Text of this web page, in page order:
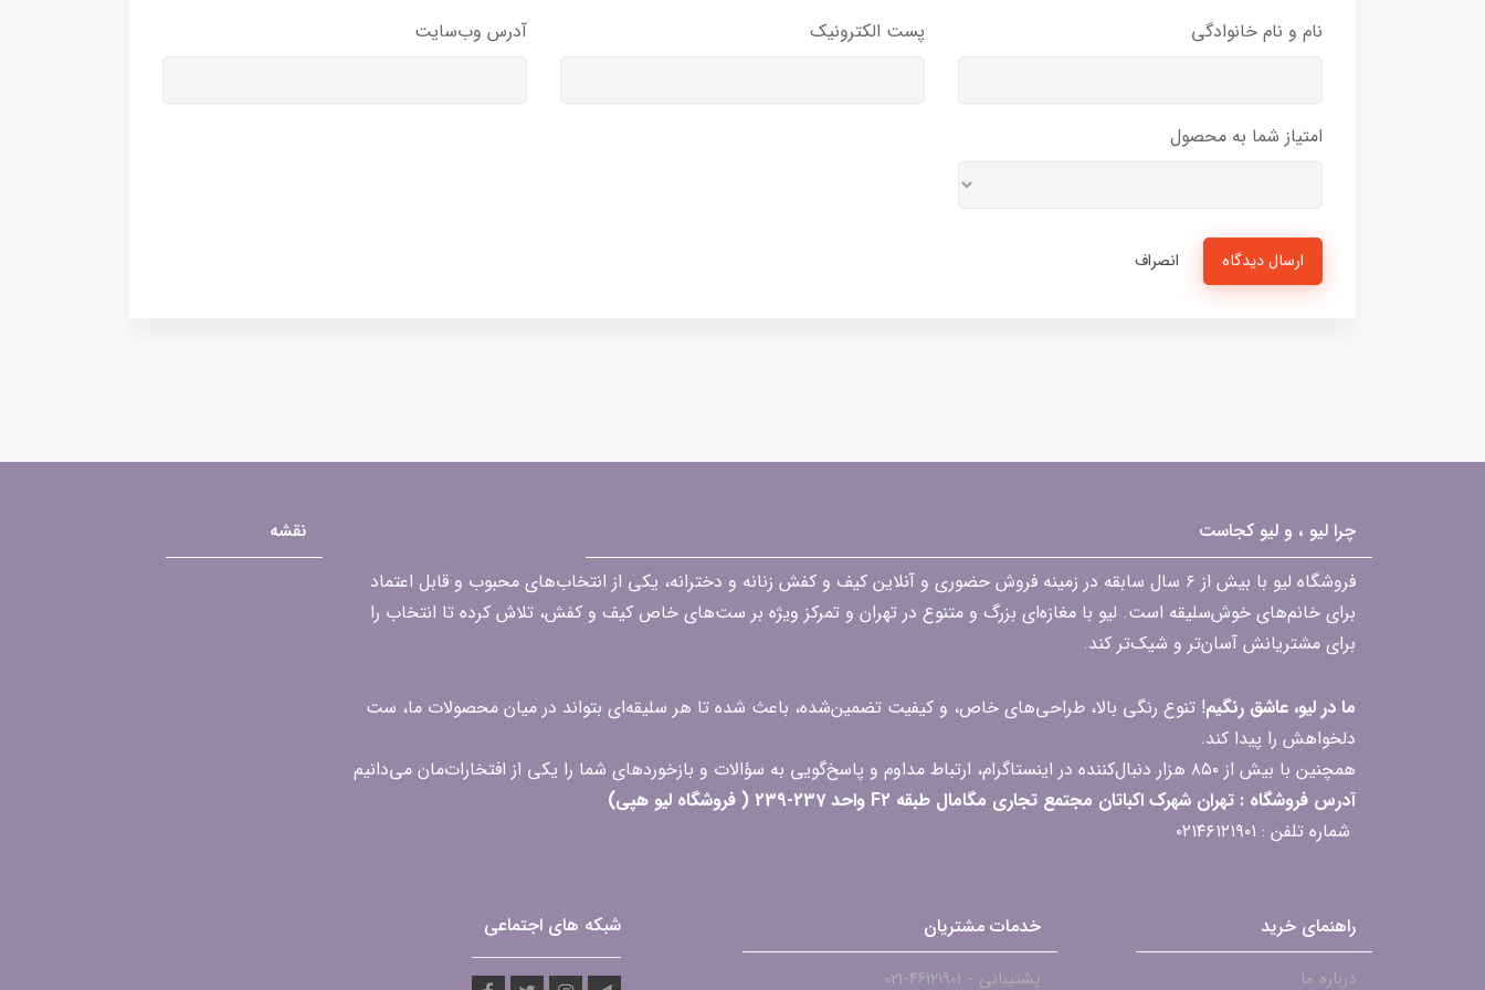
نام و نام خانوادگی پست الکترونیک آدرس وب‌سایت
امتیاز شما به محصول
ارسال دیدگاه انصراف
چرا لیو ، و لیو کجاست
فروشگاه لیو با بیش از ۶ سال سابقه در زمینه فروش حضوری و آنلاین کیف و کفش زنانه و دخترانه، یکی از انتخاب‌های محبوب و قابل اعتماد
برای خانم‌های خوش‌سلیقه است. لیو با مغازه‌ای بزرگ و متنوع در تهران و تمرکز ویژه بر ست‌های خاص کیف و کفش، تلاش کرده تا انتخاب را
برای مشتریانش آسان‌تر و شیک‌تر کند.
ما در لیو، عاشق رنگیم! تنوع رنگی بالا، طراحی‌های خاص، و کیفیت تضمین‌شده، باعث شده تا هر سلیقه‌ای بتواند در میان محصولات ما، ست
دلخواهش را پیدا کند.
همچنین با بیش از ۸۵۰ هزار دنبال‌کننده در اینستاگرام، ارتباط مداوم و پاسخ‌گویی به سؤالات و بازخوردهای شما را یکی از افتخارات‌مان می‌دانیم
آدرس فروشگاه : تهران شهرک اکباتان مجتمع تجاری مگامال طبقه F2 واحد 237-239 ( فروشگاه لیو هپی)
شماره تلفن : ۰۲۱۴۶۱۲۱۹۰۱
نقشه
راهنمای خرید
درباره ما
خدمات مشتریان
پشتیبانی - ۴۶۱۲۱۹۰۱-021
شبکه های اجتماعی